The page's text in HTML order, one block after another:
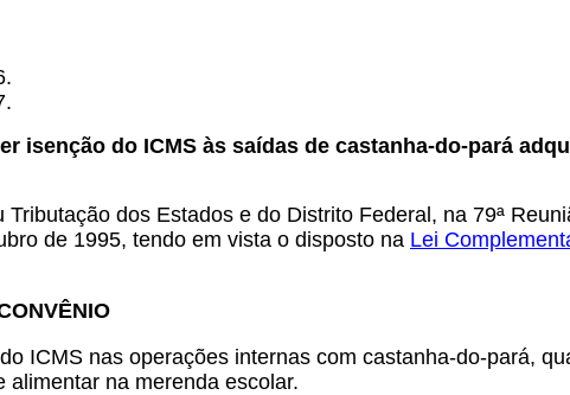
isenção do ICMS às saídas de castanha-do-pará
dos Estados e do Distrito Federal, na 79ª
de 1995, tendo em vista o disposto na Lei
ICMS nas operações internas com castanha-do-pará,
na merenda escolar.